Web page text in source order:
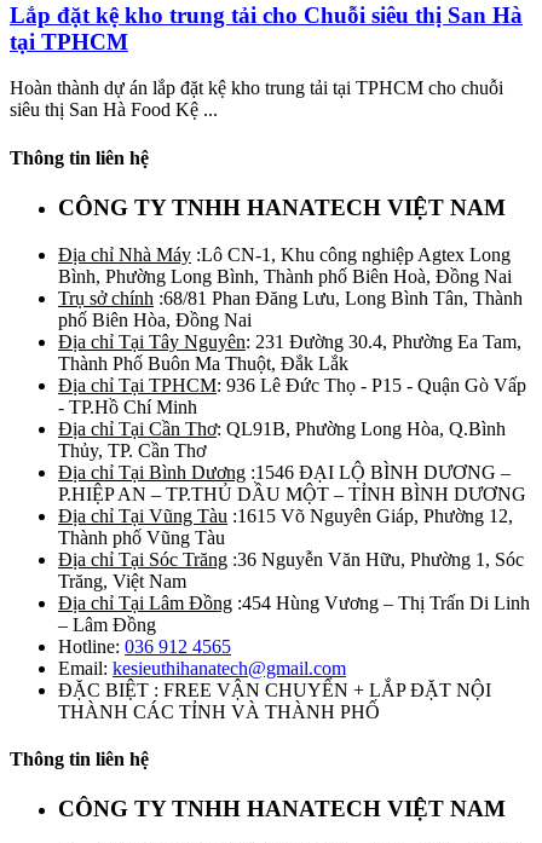
Lắp đặt kệ kho trung tải cho Chuỗi siêu thị San Hà
tại TPHCM
Hoàn thành dự án lắp đặt kệ kho trung tải tại TPHCM cho chuỗi
siêu thị San Hà Food Kệ ...
Thông tin liên hệ
CÔNG TY TNHH HANATECH VIỆT NAM
Địa chỉ Nhà Máy :Lô CN-1, Khu công nghiệp Agtex Long
Bình, Phường Long Bình, Thành phố Biên Hoà, Đồng Nai
Trụ sở chính :68/81 Phan Đăng Lưu, Long Bình Tân, Thành
phố Biên Hòa, Đồng Nai
Địa chỉ Tại Tây Nguyên: 231 Đường 30.4, Phường Ea Tam,
Thành Phố Buôn Ma Thuột, Đắk Lắk
Địa chỉ Tại TPHCM: 936 Lê Đức Thọ - P15 - Quận Gò Vấp
- TP.Hồ Chí Minh
Địa chỉ Tại Cần Thơ: QL91B, Phường Long Hòa, Q.Bình
Thủy, TP. Cần Thơ
Địa chỉ Tại Bình Dương :1546 ĐẠI LỘ BÌNH DƯƠNG –
P.HIỆP AN – TP.THỦ DẦU MỘT – TỈNH BÌNH DƯƠNG
Địa chỉ Tại Vũng Tàu :1615 Võ Nguyên Giáp, Phường 12,
Thành phố Vũng Tàu
Địa chỉ Tại Sóc Trăng :36 Nguyễn Văn Hữu, Phường 1, Sóc
Trăng, Việt Nam
Địa chỉ Tại Lâm Đồng :454 Hùng Vương – Thị Trấn Di Linh
– Lâm Đồng
Hotline: 036 912 4565
Email: kesieuthihanatech@gmail.com
ĐẶC BIỆT : FREE VẬN CHUYỂN + LẮP ĐẶT NỘI
THÀNH CÁC TỈNH VÀ THÀNH PHỐ
Thông tin liên hệ
CÔNG TY TNHH HANATECH VIỆT NAM